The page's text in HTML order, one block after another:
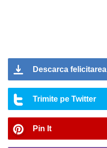
Descarca felicitarea
Trimite pe Twitter
Pin It